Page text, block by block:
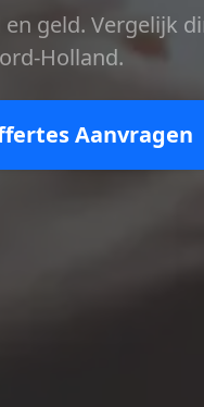
en geld. Vergelijk
Holland.
Aanvragen